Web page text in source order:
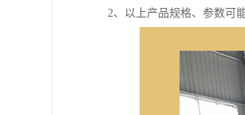
2、以上产品规格、参数可